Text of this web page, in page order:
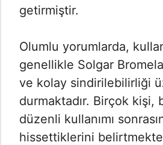
getirmiştir.
Olumlu yorumlarda,
genellikle Solgar
ve kolay sindirilebilirliği
durmaktadır. Birçok kişi,
düzenli kullanımı
hissettiklerini